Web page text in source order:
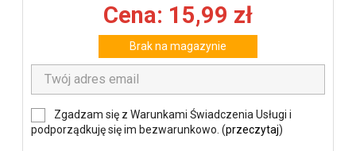
Cena: 15,99 zł
Brak na magazynie
Zgadzam się z Warunkami Świadczenia Usługi i
podporządkuję się im bezwarunkowo. (przeczytaj)